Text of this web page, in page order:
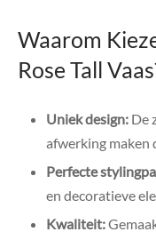
Waarom
Rose Tall
Uniek design:De
afwerking maken
Perfecte
en decoratieve
Kwaliteit: